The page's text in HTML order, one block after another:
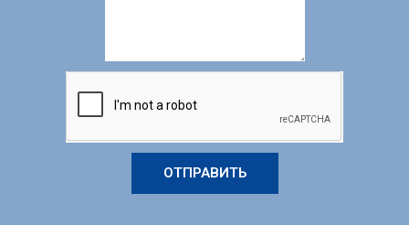
ОТПРАВИТЬ